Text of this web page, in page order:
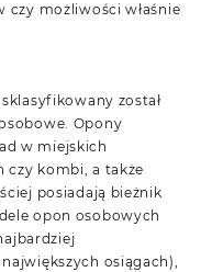
czy możliwości właśnie
został
Opony
w miejskich
czy kombi, a także
posiadają bieżnik
opon osobowych
osiągach),